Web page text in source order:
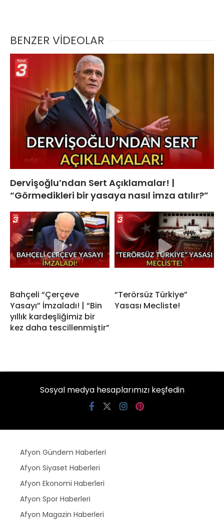
BENZER VİDEOLAR
Dervişoğlu’ndan Sert Açıklamalar! |
“Görmedikleri bir yasaya nasıl imza atılır?”
Bahçeli “Çerçeve
Yasayı” İmzaladı! | “Bin
yıllık kardeşliğimiz bir
kez daha tescillenmiştir”
“Terörsüz Türkiye”
Yasası Mecliste!
Sosyal medya hesaplarımızı keşfedin
Afyon Gündem Haberleri
Afyon Siyaset Haberleri
Afyon Ekonomi Haberleri
Afyon Spor Haberleri
Afyon Magazin Haberleri